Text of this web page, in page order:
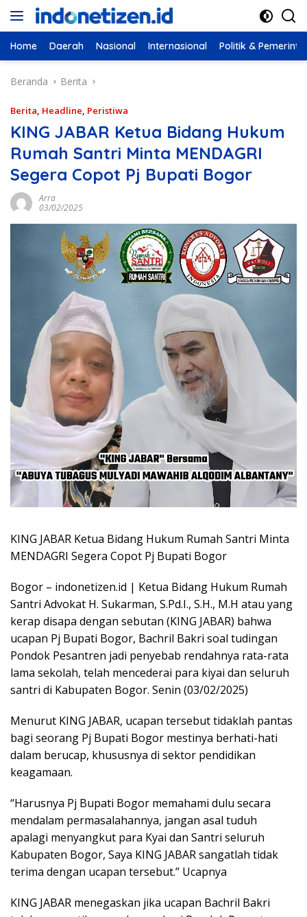
Langsung
Home Daerah Nasional Internasional Politik &
Beranda Berita
Berita, Headline, Peristiwa
KING JABAR Ketua Bidang Hukum
Rumah Santri Minta MENDAGRI
Segera Copot Pj Bupati Bogor
Arra
03/02/2025
KING JABAR Ketua Bidang Hukum Rumah Santri Minta
MENDAGRI Segera Copot Pj Bupati Bogor
Bogor – indonetizen.id | Ketua Bidang Hukum Rumah
Santri Advokat H. Sukarman, S.Pd.I., S.H., M.H atau yang
kerap disapa dengan sebutan (KING JABAR) bahwa
ucapan Pj Bupati Bogor, Bachril Bakri soal tudingan
Pondok Pesantren jadi penyebab rendahnya rata-rata
lama sekolah, telah mencederai para kiyai dan seluruh
santri di Kabupaten Bogor. Senin (03/02/2025)
Menurut KING JABAR, ucapan tersebut tidaklah pantas
bagi seorang Pj Bupati Bogor mestinya berhati-hati
dalam berucap, khususnya di sektor pendidikan
keagamaan.
“Harusnya Pj Bupati Bogor memahami dulu secara
mendalam permasalahannya, jangan asal tuduh
apalagi menyangkut para Kyai dan Santri seluruh
Kabupaten Bogor, Saya KING JABAR sangatlah tidak
terima dengan ucapan tersebut.” Ucapnya
KING JABAR menegaskan jika ucapan Bachril Bakri